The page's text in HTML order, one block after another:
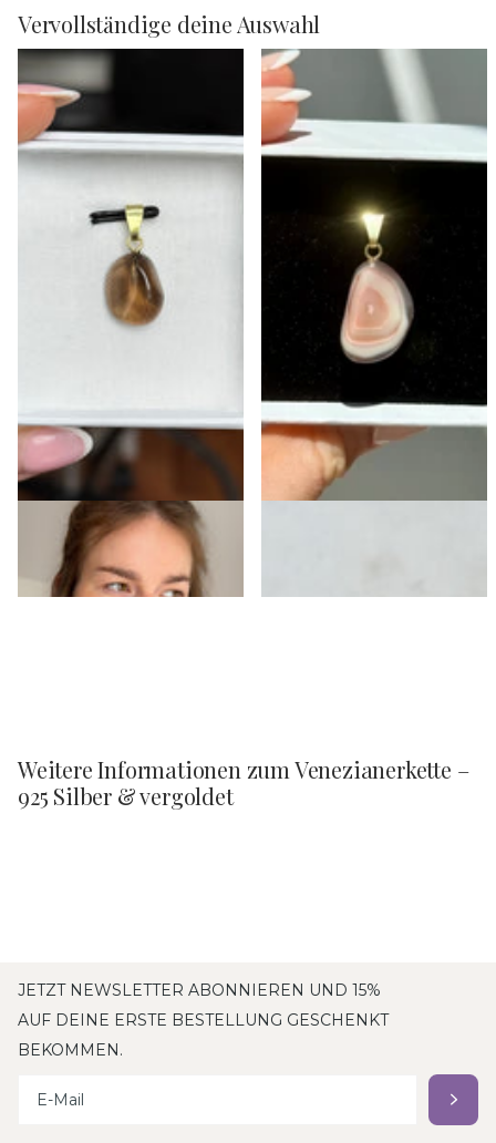
Vervollständige deine Auswahl
Rauchquarz Kettenanhänger
€34,00
- €39,00
Weitere Informationen zum Venezianerkette –
925 Silber & vergoldet
JETZT NEWSLETTER ABONNIEREN UND 15%
AUF DEINE ERSTE BESTELLUNG GESCHENKT
BEKOMMEN.